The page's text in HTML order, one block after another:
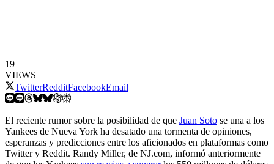
19
VIEWS
TwitterRedditFacebookEmail
El reciente rumor sobre la posibilidad de que Juan Soto se una a los
Yankees de Nueva York ha desatado una tormenta de opiniones,
esperanzas y predicciones entre los aficionados en plataformas como
Twitter y Reddit. Randy Miller, de NJ.com, informó anteriormente